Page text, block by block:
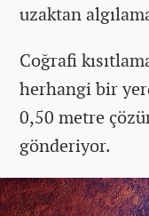
uzaktan
Coğrafi
herhangi bir
0,50 metre
gönderiyor.